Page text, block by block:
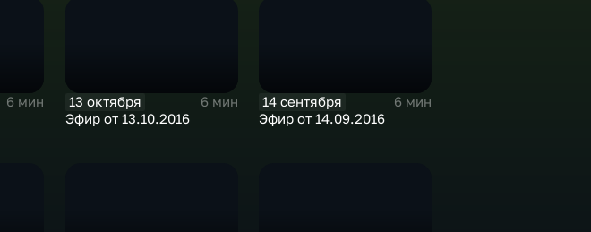
6 мин
13 октября
6 мин
Эфир от 13.10.2016
14 сентября
6 мин
Эфир от 14.09.2016